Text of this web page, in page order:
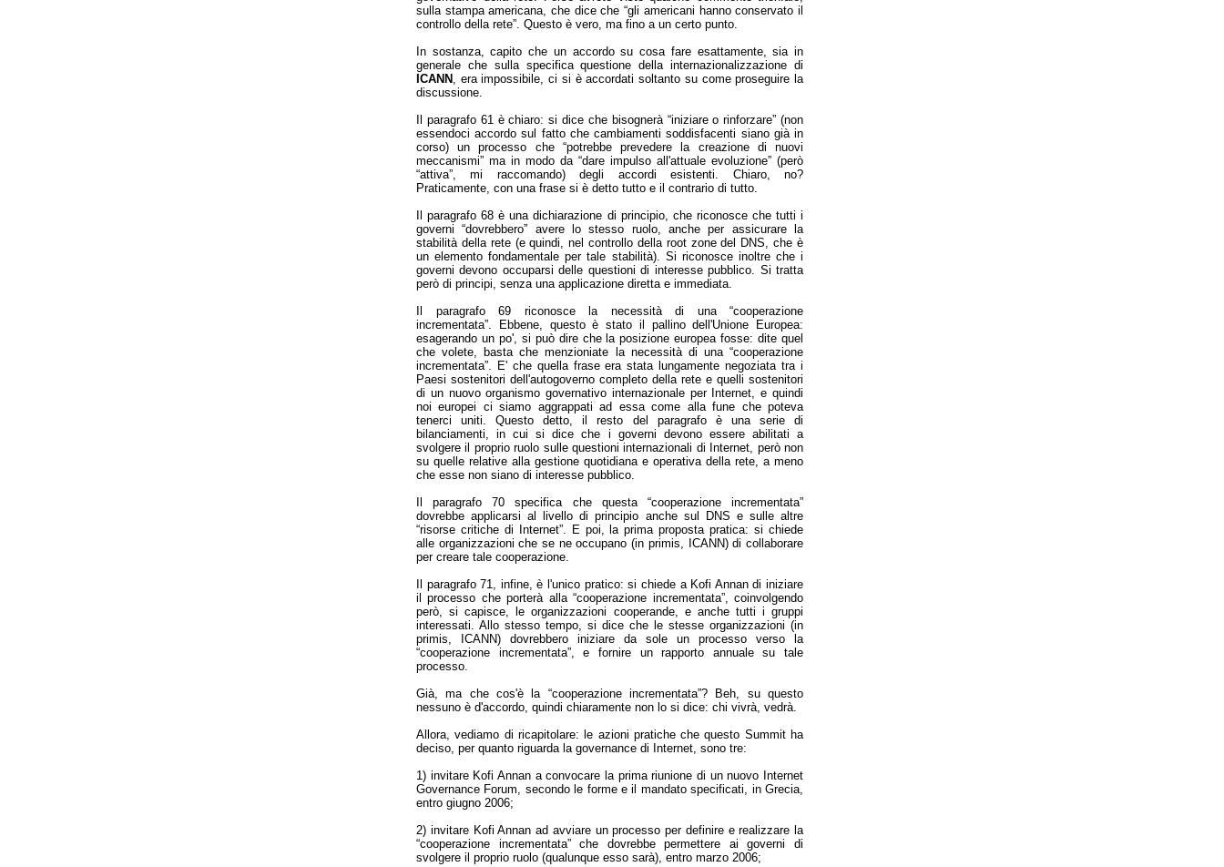
sulla stampa americana, che dice che “gli americani hanno conservato il
controllo della rete”. Questo è vero, ma fino a un certo punto.
In sostanza, capito che un accordo su cosa fare esattamente, sia in
generale che sulla specifica questione della internazionalizzazione di
ICANN , era impossibile, ci si è accordati soltanto su come proseguire la
discussione.
Il paragrafo 61 è chiaro: si dice che bisognerà “iniziare o rinforzare” (non
essendoci accordo sul fatto che cambiamenti soddisfacenti siano già in
corso) un processo che “potrebbe prevedere la creazione di nuovi
meccanismi” ma in modo da “dare impulso all'attuale evoluzione” (però
“attiva”, mi raccomando) degli accordi esistenti. Chiaro, no?
Praticamente, con una frase si è detto tutto e il contrario di tutto.
Il paragrafo 68 è una dichiarazione di principio, che riconosce che tutti i
governi “dovrebbero” avere lo stesso ruolo, anche per assicurare la
stabilità della rete (e quindi, nel controllo della root zone del DNS, che è
un elemento fondamentale per tale stabilità). Si riconosce inoltre che i
governi devono occuparsi delle questioni di interesse pubblico. Si tratta
però di principi, senza una applicazione diretta e immediata.
Il paragrafo 69 riconosce la necessità di una “cooperazione
incrementata”. Ebbene, questo è stato il pallino dell'Unione Europea:
esagerando un po', si può dire che la posizione europea fosse: dite quel
che volete, basta che menzioniate la necessità di una “cooperazione
incrementata”. E' che quella frase era stata lungamente negoziata tra i
Paesi sostenitori dell'autogoverno completo della rete e quelli sostenitori
di un nuovo organismo governativo internazionale per Internet, e quindi
noi europei ci siamo aggrappati ad essa come alla fune che poteva
tenerci uniti. Questo detto, il resto del paragrafo è una serie di
bilanciamenti, in cui si dice che i governi devono essere abilitati a
svolgere il proprio ruolo sulle questioni internazionali di Internet, però non
su quelle relative alla gestione quotidiana e operativa della rete, a meno
che esse non siano di interesse pubblico.
Il paragrafo 70 specifica che questa “cooperazione incrementata”
dovrebbe applicarsi al livello di principio anche sul DNS e sulle altre
“risorse critiche di Internet”. E poi, la prima proposta pratica: si chiede
alle organizzazioni che se ne occupano (in primis, ICANN) di collaborare
per creare tale cooperazione.
Il paragrafo 71, infine, è l'unico pratico: si chiede a Kofi Annan di iniziare
il processo che porterà alla “cooperazione incrementata”, coinvolgendo
però, si capisce, le organizzazioni cooperande, e anche tutti i gruppi
interessati. Allo stesso tempo, si dice che le stesse organizzazioni (in
primis, ICANN) dovrebbero iniziare da sole un processo verso la
“cooperazione incrementata”, e fornire un rapporto annuale su tale
processo.
Già, ma che cos'è la “cooperazione incrementata”? Beh, su questo
nessuno è d'accordo, quindi chiaramente non lo si dice: chi vivrà, vedrà.
Allora, vediamo di ricapitolare: le azioni pratiche che questo Summit ha
deciso, per quanto riguarda la governance di Internet, sono tre:
1) invitare Kofi Annan a convocare la prima riunione di un nuovo Internet
Governance Forum, secondo le forme e il mandato specificati, in Grecia,
entro giugno 2006;
2) invitare Kofi Annan ad avviare un processo per definire e realizzare la
“cooperazione incrementata” che dovrebbe permettere ai governi di
svolgere il proprio ruolo (qualunque esso sarà), entro marzo 2006;